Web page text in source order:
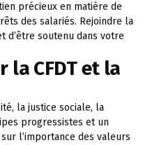
précieux en matière de
des salariés. Rejoindre la
d’être soutenu dans votre
la CFDT et la
la justice sociale, la
progressistes et un
l’importance des valeurs